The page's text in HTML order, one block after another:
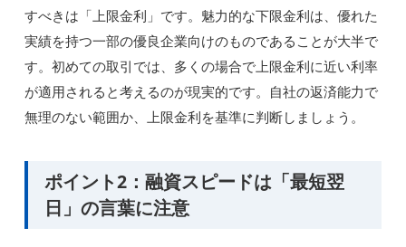
すべきは「上限金利」です。魅力的な下限金利は、優れた
実績を持つ一部の優良企業向けのものであることが大半で
す。初めての取引では、多くの場合で上限金利に近い利率
が適用されると考えるのが現実的です。自社の返済能力で
無理のない範囲か、上限金利を基準に判断しましょう。
ポイント2：融資スピードは「最短翌
日」の言葉に注意